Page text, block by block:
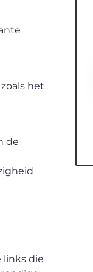
het
de
links die